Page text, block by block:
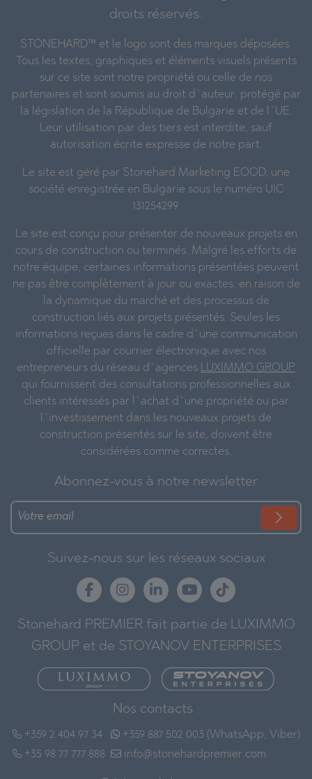
droits réservés.
STONEHARD™ et le logo sont des marques déposées.
Tous les textes, graphiques et éléments visuels présents
sur ce site sont notre propriété ou celle de nos
partenaires et sont soumis au droit d`auteur, protégé par
la législation de la République de Bulgarie et de l`UE.
Leur utilisation par des tiers est interdite, sauf
autorisation écrite expresse de notre part.
Le site est géré par Stonehard Marketing EOOD, une
société enregistrée en Bulgarie sous le numéro UIC
131254299.
Le site est conçu pour présenter de nouveaux projets en
cours de construction ou terminés. Malgré les efforts de
notre équipe, certaines informations présentées peuvent
ne pas être complètement à jour ou exactes, en raison de
la dynamique du marché et des processus de
construction liés aux projets présentés. Seules les
informations reçues dans le cadre d`une communication
officielle par courrier électronique avec nos
entrepreneurs du réseau d`agences LUXIMMO GROUP
qui fournissent des consultations professionnelles aux
clients intéressés par l`achat d`une propriété ou par
l`investissement dans les nouveaux projets de
construction présentés sur le site, doivent être
considérées comme correctes.
Abonnez-vous à notre newsletter
Suivez-nous sur les réseaux sociaux
Stonehard PREMIER fait partie de LUXIMMO
GROUP et de STOYANOV ENTERPRISES
Nos contacts :
+359 2 404 97 34
+35 98 77 777 888
+359 887 502 003 (WhatsApp, Viber)
info@stonehardpremier.com